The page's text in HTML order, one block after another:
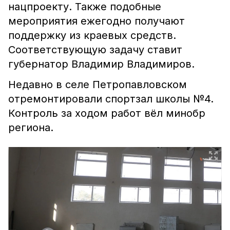
нацпроекту. Также подобные
мероприятия ежегодно получают
поддержку из краевых средств.
Соответствующую задачу ставит
губернатор Владимир Владимиров.
Недавно в селе Петропавловском
отремонтировали спортзал школы №4.
Контроль за ходом работ вёл минобр
региона.